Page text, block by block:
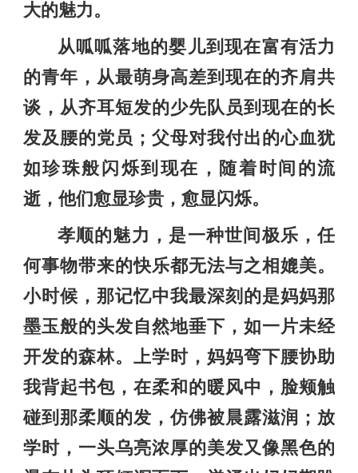
大的魅力。
从呱呱落地的婴儿到现在富有活力
的青年，从最萌身高差到现在的齐肩共
谈，从齐耳短发的少先队员到现在的长
发及腰的党员；父母对我付出的心血犹
如珍珠般闪烁到现在，随着时间的流
逝，他们愈显珍贵，愈显闪烁。
孝顺的魅力，是一种世间极乐，任
何事物带来的快乐都无法与之相媲美。
小时候，那记忆中我最深刻的是妈妈那
墨玉般的头发自然地垂下，如一片未经
开发的森林。上学时，妈妈弯下腰协助
我背起书包，在柔和的暖风中，脸颊触
碰到那柔顺的发，仿佛被晨露滋润；放
学时，一头乌亮浓厚的美发又像黑色的